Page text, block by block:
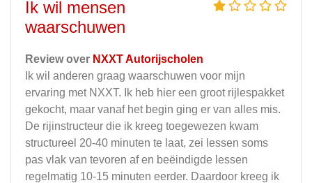
Ik wil mensen
waarschuwen
Review over NXXT Autorijscholen
Ik wil anderen graag waarschuwen voor mijn
ervaring met NXXT. Ik heb hier een groot rijlespakket
gekocht, maar vanaf het begin ging er van alles mis.
De rijinstructeur die ik kreeg toegewezen kwam
structureel 20-40 minuten te laat, zei lessen soms
pas vlak van tevoren af en beëindigde lessen
regelmatig 10-15 minuten eerder. Daardoor kreeg ik